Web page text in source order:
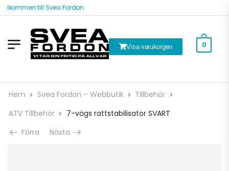
till Svea Fordon
Visa varukorgen 0
Hem Svea Fordon – Webbutik
Tillbehör
ATV Tillbehör
7-vägs rattstabilisator SVART
Förra
Nästa